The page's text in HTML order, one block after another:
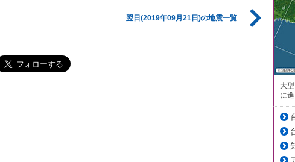
翌日(2019年09月21日)の地震一覧
大
に